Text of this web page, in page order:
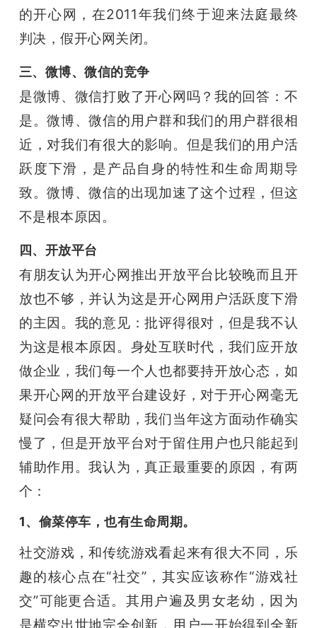
的开心网，在2011年我们终于迎来法庭最终
判决，假开心网关闭。
三、微博、微信的竞争
是微博、微信打败了开心网吗？我的回答：不
是。微博、微信的用户群和我们的用户群很相
近，对我们有很大的影响。但是我们的用户活
跃度下滑，是产品自身的特性和生命周期导
致。微博、微信的出现加速了这个过程，但这
不是根本原因。
四、开放平台
有朋友认为开心网推出开放平台比较晚而且开
放也不够，并认为这是开心网用户活跃度下滑
的主因。我的意见：批评得很对，但是我不认
为这是根本原因。身处互联时代，我们应开放
做企业，我们每一个人也都要持开放心态，如
果开心网的开放平台建设好，对于开心网毫无
疑问会有很大帮助，我们当年这方面动作确实
慢了，但是开放平台对于留住用户也只能起到
辅助作用。我认为，真正最重要的原因，有两
个：
1、偷菜停车，也有生命周期。
社交游戏，和传统游戏看起来有很大不同，乐
趣的核心点在“社交”，其实应该称作“游戏社
交”可能更合适。其用户遍及男女老幼，因为